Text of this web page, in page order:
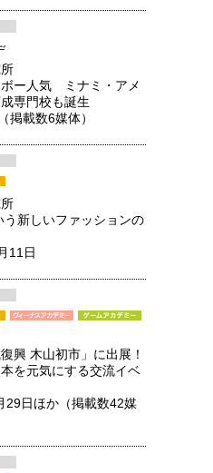
ー人気 ミナミ・アメ
専門校も誕生
載数6媒体）
新しいファッションの
11日
興 木山初市」に出展！
を元気にする交流イベ
日ほか（掲載数42媒